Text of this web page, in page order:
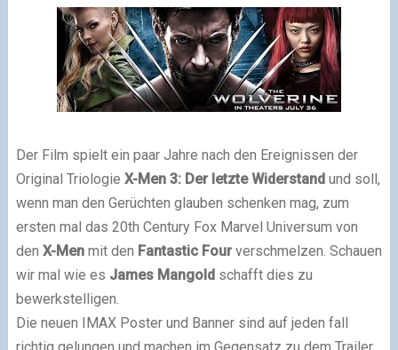
Der Film spielt ein paar Jahre nach den Ereignissen der
Original Triologie X-Men 3: Der letzte Widerstand und soll,
wenn man den Gerüchten glauben schenken mag, zum
ersten mal das 20th Century Fox Marvel Universum von
den X-Menmit den Fantastic Fourverschmelzen. Schauen
wir mal wie es James Mangoldschafft dies zu
bewerkstelligen.
Die neuen IMAX Poster und Banner sind auf jeden fall